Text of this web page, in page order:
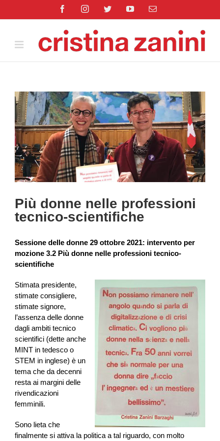
FacebookInstagramTwitterYouTubeEmail
Ingrandisci
immagine
Più donne nelle professioni
tecnico-scientifiche
Sessione delle donne 29 ottobre 2021: intervento per
mozione 3.2 Più donne nelle professioni tecnico-
scientifiche
Stimata presidente,
stimate consigliere,
stimate signore,
l’assenza delle donne
dagli ambiti tecnico
scientifici (dette anche
MINT in tedesco o
STEM in inglese) è un
tema che da decenni
resta ai margini delle
rivendicazioni
femminili.
Sono lieta che
finalmente si attiva la politica a tal riguardo, con molto